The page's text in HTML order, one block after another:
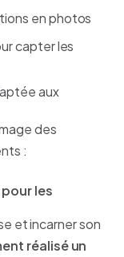
en photos
capter les
aux
des
:
les
et incarner son
réalisé un